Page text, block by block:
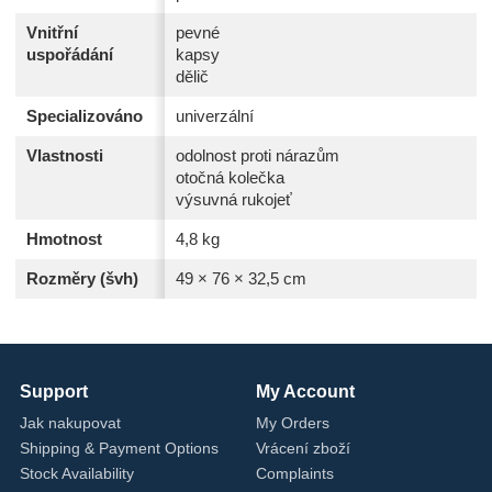
Vnitřní
uspořádání
pevné
kapsy
dělič
Specializováno univerzální
Vlastnosti
odolnost proti nárazům
otočná kolečka
výsuvná rukojeť
Hmotnost 4,8 kg
Rozměry (švh) 49 × 76 × 32,5 cm
Support
Jak nakupovat
Shipping & Payment Options
Stock Availability
My Account
My Orders
Vrácení zboží
Complaints